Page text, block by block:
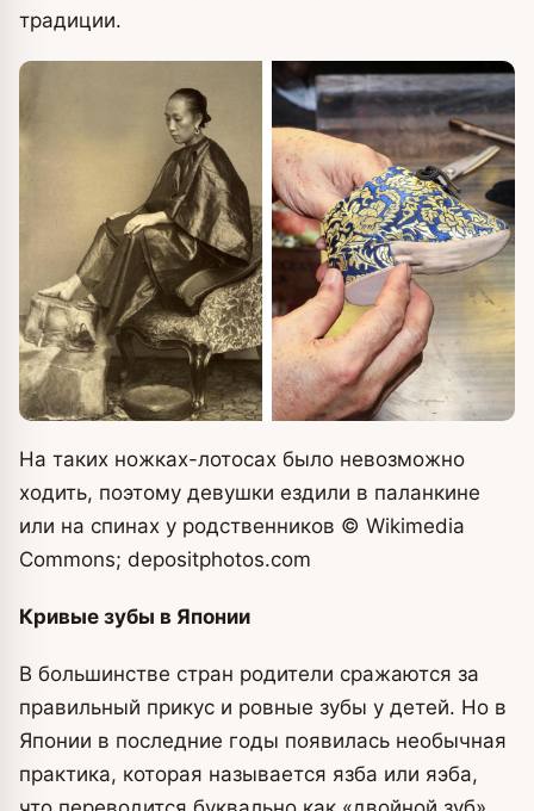
традиции.
На таких ножках-лотосах было невозможно
ходить, поэтому девушки ездили в паланкине
или на спинах у родственников © Wikimedia
Commons; depositphotos.com
Кривые зубы в Японии
В большинстве стран родители сражаются за
правильный прикус и ровные зубы у детей. Но в
Японии в последние годы появилась необычная
практика, которая называется язба или яэба,